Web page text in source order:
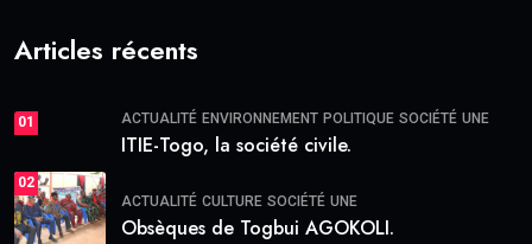
Articles récents
01 ACTUALITÉ ENVIRONNEMENT POLITIQUE SOCIÉTÉ UNE
ITIE-Togo, la société civile.
02
ACTUALITÉ CULTURE SOCIÉTÉ UNE
Obsèques de Togbui AGOKOLI.